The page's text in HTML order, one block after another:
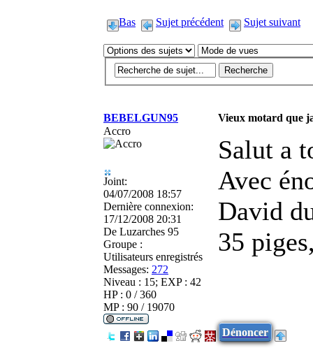
Bas Sujet précédent Sujet suivant
BEBELGUN95
Vieux motard que
Accro
Joint:
04/07/2008 18:57
Dernière connexion:
17/12/2008 20:31
De Luzarches 95
Groupe :
Utilisateurs enregistrés
Messages: 272
Niveau : 15; EXP : 42
HP : 0 / 360
MP : 90 / 19070
Salut a
Avec
David
35
Dénoncer